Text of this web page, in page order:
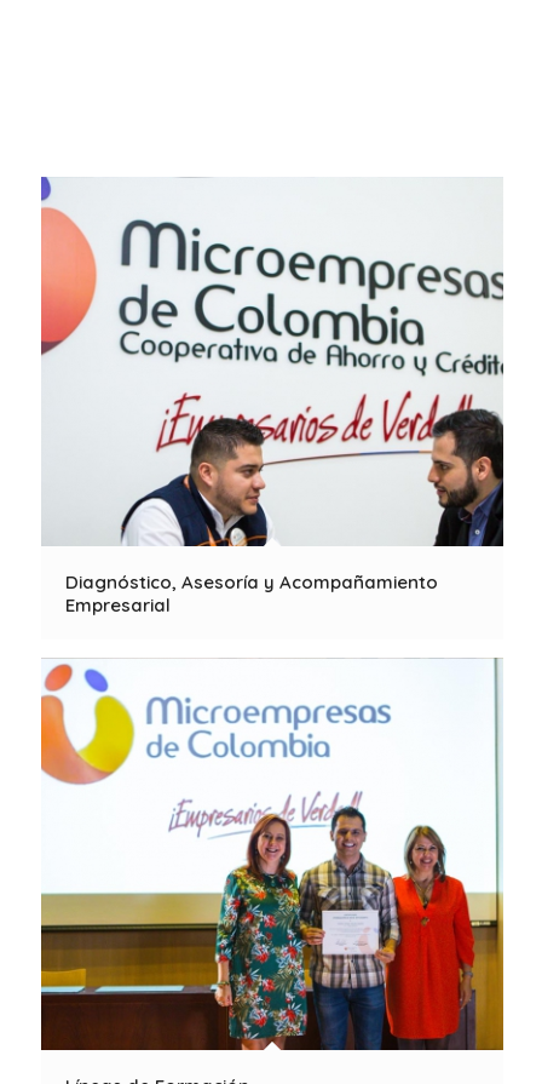
Diagnóstico, Asesoría y Acompañamiento
Empresarial